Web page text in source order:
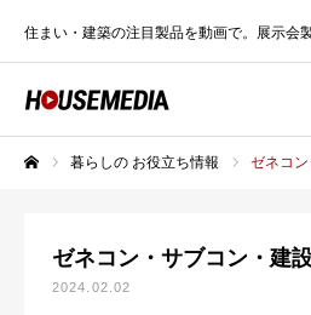
住まい・建築の注目製品を動画で。展示会
暮らしの お役立ち情報 ゼネコ
ゼネコン・サブコン・建
2024.02.02